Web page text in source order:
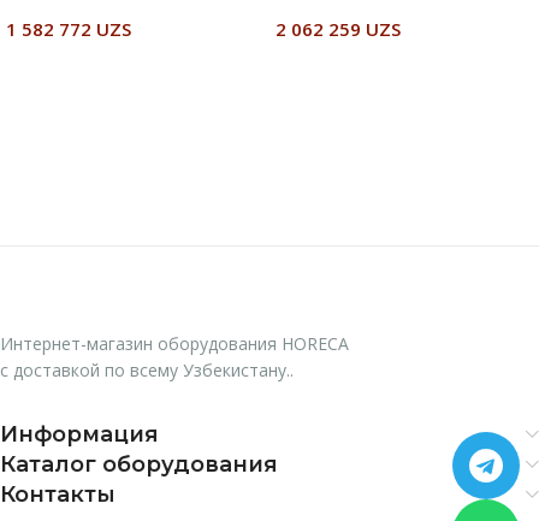
1 582 772 UZS
2 062 259 UZS
Интернет-магазин оборудования HORECA
с доставкой по всему Узбекистану..
Информация
Каталог оборудования
Контакты